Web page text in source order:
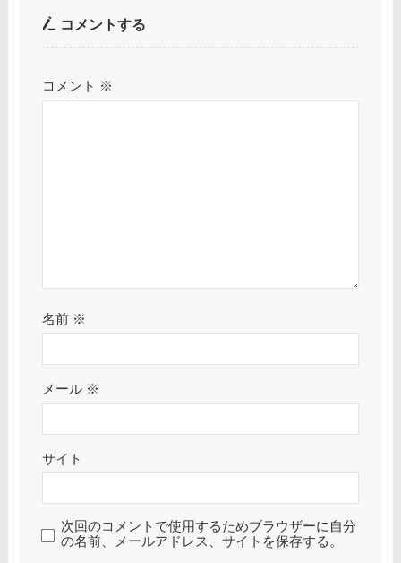
コメントする
コメント ※
名前 ※
メール ※
サイト
次回のコメントで使用するためブラウザーに自分
の名前、メールアドレス、サイトを保存する。